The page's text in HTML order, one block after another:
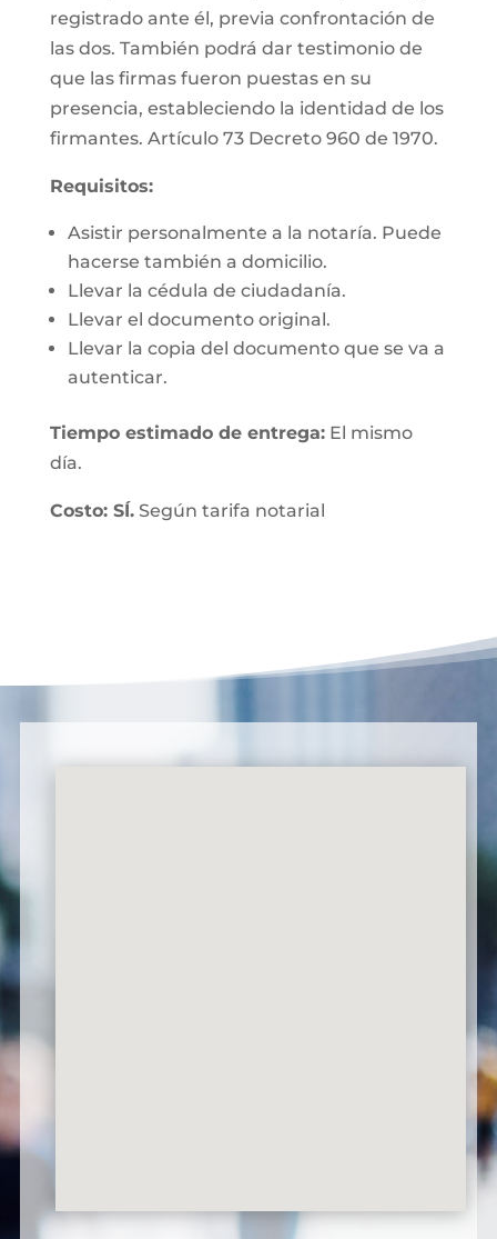
registrado ante él, previa confrontación de
las dos. También podrá dar testimonio de
que las firmas fueron puestas en su
presencia, estableciendo la identidad de los
firmantes. Artículo 73 Decreto 960 de 1970.
Requisitos:
Asistir personalmente a la notaría. Puede
hacerse también a domicilio.
Llevar la cédula de ciudadanía.
Llevar el documento original.
Llevar la copia del documento que se va a
autenticar.
Tiempo estimado de entrega:El mismo
día.
Costo: SÍ.Según tarifa notarial